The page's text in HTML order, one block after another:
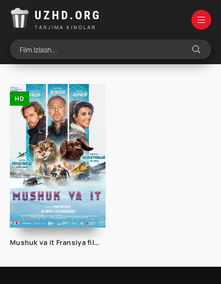
UZHD.ORG
TARJIMA KINOLAR
HD
Mushuk va it Fransiya filmi Uzbek tilida O'zbekcha 2024 tarjima kino Full HD tas-ix skachat